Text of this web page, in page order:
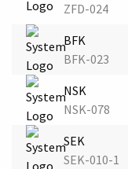
ZFD-024
BFK
BFK-023
NSK
NSK-078
SEK
SEK-010-1